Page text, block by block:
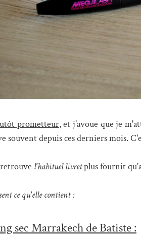
prometteur, et j'avoue que je
souvent depuis ces derniers mois.
l'habituel livretplus fournit
ce qu'elle contient :
sec Marrakech de Batiste :